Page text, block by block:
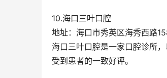
10.海口三叶口腔
地址：海口市秀英区海秀西路
海口三叶口腔是一家口腔诊所
受到患者的一致好评。